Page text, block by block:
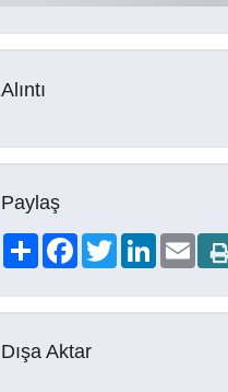
Alıntı
Paylaş
ShareFacebookTwitterLinkedIn
Email
Dışa Aktar